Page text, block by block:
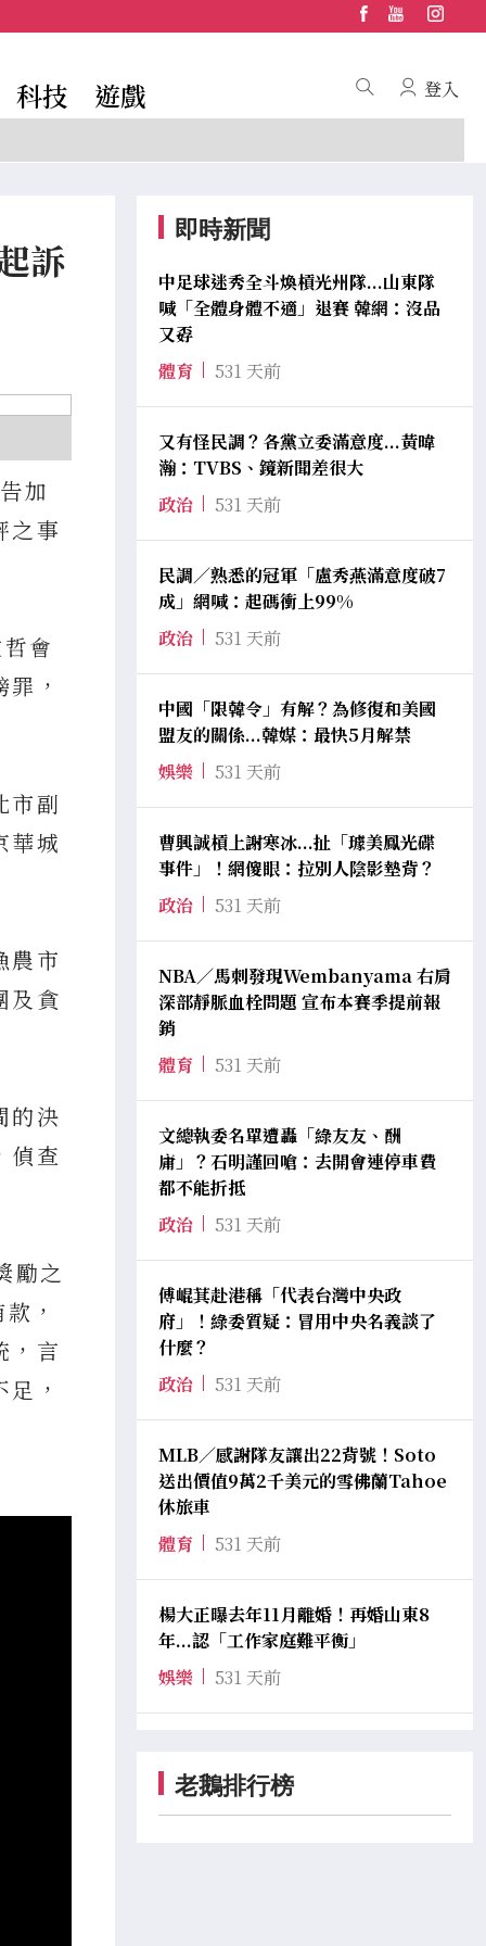
科技 遊戲 登入
訴
加
之事
會
，
市副
華城
農市
及貪
的決
偵查
勵之
，
，言
，
即時新聞
中足球迷秀全斗煥槓光州隊...山東隊
喊「全體身體不適」退賽 韓網：沒品
又孬
體育
531 天前
又有怪民調？各黨立委滿意度...黃暐
瀚：TVBS、鏡新聞差很大
政治
531 天前
民調／熟悉的冠軍「盧秀燕滿意度破7
成」網喊：起碼衝上99%
政治
531 天前
中國「限韓令」有解？為修復和美國
盟友的關係...韓媒：最快5月解禁
娛樂
531 天前
曹興誠槓上謝寒冰...扯「璩美鳳光碟
事件」！網傻眼：拉別人陰影墊背？
政治
531 天前
NBA／馬刺發現Wembanyama 右肩
深部靜脈血栓問題 宣布本賽季提前報
銷
體育
531 天前
文總執委名單遭轟「綠友友、酬
庸」？石明謹回嗆：去開會連停車費
都不能折抵
政治
531 天前
傅崐萁赴港稱「代表台灣中央政
府」！綠委質疑：冒用中央名義談了
什麼？
政治
531 天前
MLB／感謝隊友讓出22背號！Soto
送出價值9萬2千美元的雪佛蘭Tahoe
休旅車
體育
531 天前
楊大正曝去年11月離婚！再婚山東8
年...認「工作家庭難平衡」
娛樂
531 天前
老鵝排行榜